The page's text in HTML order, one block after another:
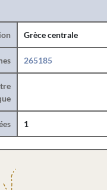
Grèce centrale
265185
1